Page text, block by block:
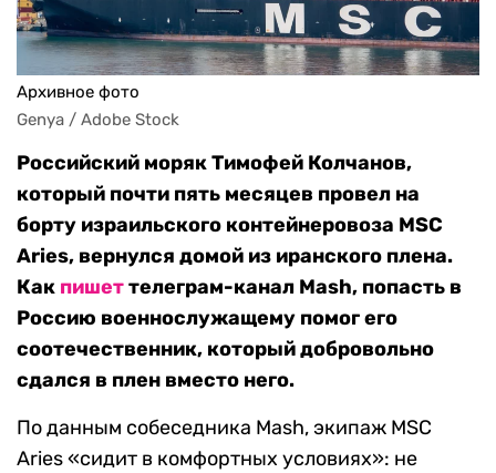
Архивное фото
Genya / Adobe Stock
Российский моряк Тимофей Колчанов,
который почти пять месяцев провел на
борту израильского контейнеровоза MSC
Aries, вернулся домой из иранского плена.
Как пишеттелеграм-канал Mash, попасть в
Россию военнослужащему помог его
соотечественник, который добровольно
сдался в плен вместо него.
По данным собеседника Mash, экипаж MSC
Aries «сидит в комфортных условиях»: не